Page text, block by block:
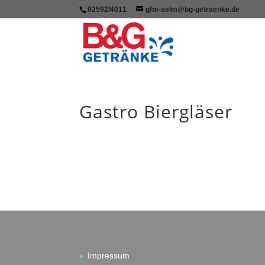
02592/4011 gfm-selm@bg-getraenke.de
Gastro Biergläser
Impressum